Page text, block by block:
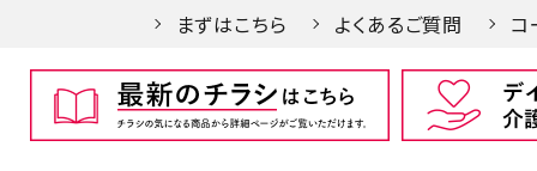
まずはこちら よくあるご質問 コ